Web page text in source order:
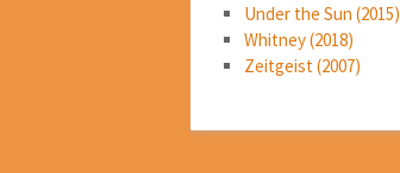
Under the Sun (2015)
Whitney (2018)
Zeitgeist (2007)